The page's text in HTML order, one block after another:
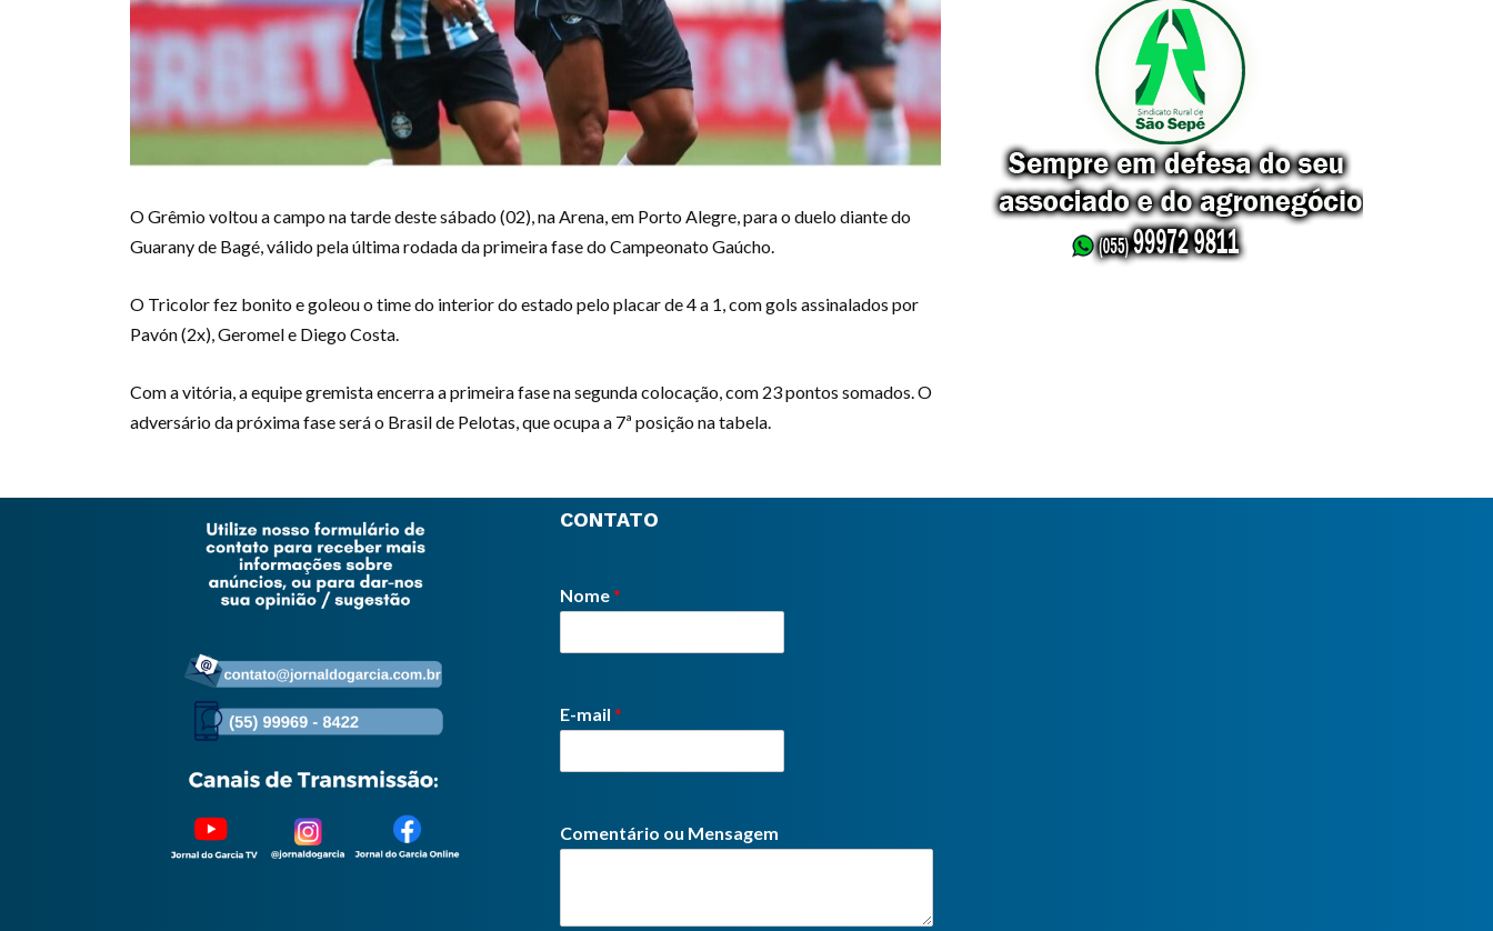
O Grêmio voltou a campo na tarde deste sábado (02), na Arena, em Porto Alegre, para o duelo diante do
Guarany de Bagé, válido pela última rodada da primeira fase do Campeonato Gaúcho.
O Tricolor fez bonito e goleou o time do interior do estado pelo placar de 4 a 1, com gols assinalados por
Pavón (2x), Geromel e Diego Costa.
Com a vitória, a equipe gremista encerra a primeira fase na segunda colocação, com 23 pontos somados. O
adversário da próxima fase será o Brasil de Pelotas, que ocupa a 7ª posição na tabela.
CONTATO
Nome*
E-mail *
Comentário ou Mensagem